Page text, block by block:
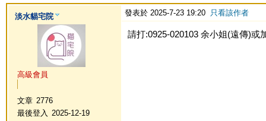
淡水貓宅院
高級會員
文章 2776
最後登入
2025-12-19
發表於 2025-7-23 19:20 只看該作者
請打:0925-020103 余小姐(遠傳)或